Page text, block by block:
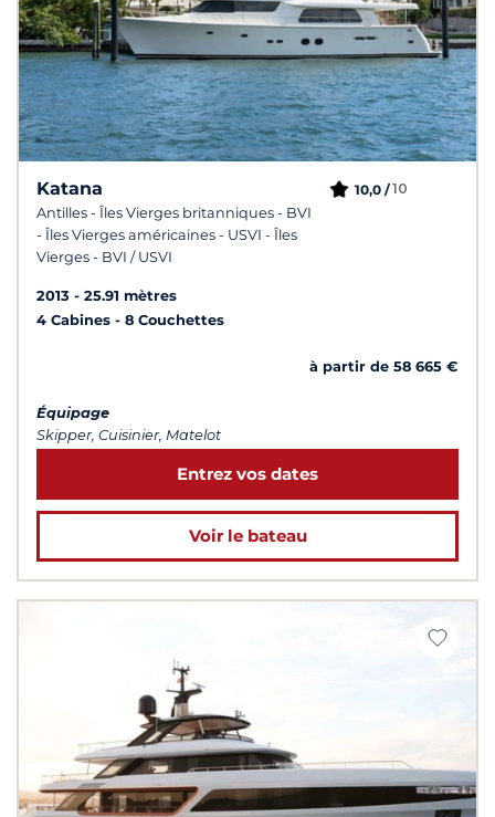
Katana
Antilles - Îles Vierges britanniques - BVI
- Îles Vierges américaines - USVI - Îles
Vierges - BVI / USVI
10,0 /10
2013
25.91 mètres
4 Cabines
8 Couchettes
à partir de 58 665 €
Équipage
Skipper, Cuisinier, Matelot
Entrez vos dates
Voir le bateau